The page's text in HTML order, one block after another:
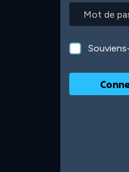
ou
surnom